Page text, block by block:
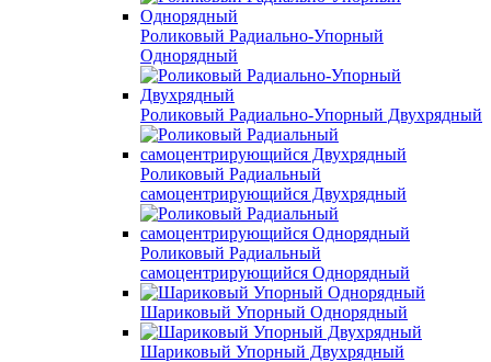
Роликовый Радиально-Упорный
Однорядный
Роликовый Радиально-Упорный Двухрядный
Роликовый Радиальный
самоцентрирующийся Двухрядный
Роликовый Радиальный
самоцентрирующийся Однорядный
Шариковый Упорный Однорядный
Шариковый Упорный Двухрядный